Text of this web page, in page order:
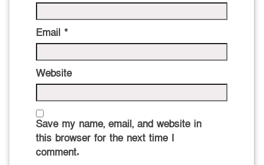
Email *
Website
Save my name, email, and website in
this browser for the next time I
comment.